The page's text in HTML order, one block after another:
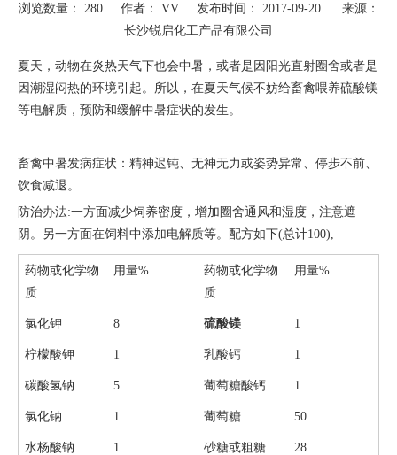
浏览数量： 280作者： VV 发布时间： 2017-09-20 来源：
长沙锐启化工产品有限公司
["wechat","weibo","qzone","douban","email"]
夏天，动物在炎热天气下也会中暑，或者是因阳光直射圈舍或者是
因潮湿闷热的环境引起。所以，在夏天气候不妨给畜禽喂养硫酸镁
等电解质，预防和缓解中暑症状的发生。
畜禽中暑发病症状：精神迟钝、无神无力或姿势异常、停步不前、
饮食减退。
防治办法:一方面减少饲养密度，增加圈舍通风和湿度，注意遮
阴。另一方面在饲料中添加电解质等。配方如下(总计100),
药物或化学物
质
用量%
药物或化学物
质
用量%
氯化钾 8 硫酸镁 1
柠檬酸钾 1 乳酸钙 1
碳酸氢钠 5 葡萄糖酸钙 1
氯化钠 1 葡萄糖 50
水杨酸钠 1 砂糖或粗糖 28